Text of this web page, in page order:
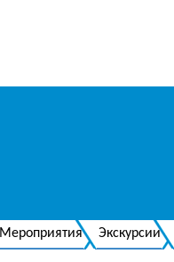
Мероприятия Экскурсии